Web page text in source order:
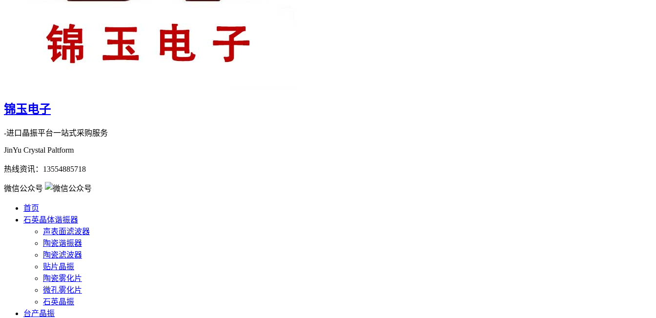
锦玉电子
-进口晶振平台一站式采购服务
JinYu Crystal Paltform
热线资讯： 13554885718
微信公众号
首页
石英晶体谐振器
声表面滤波器
陶瓷谐振器
陶瓷滤波器
贴片晶振
陶瓷雾化片
微孔雾化片
石英晶振
台产晶振